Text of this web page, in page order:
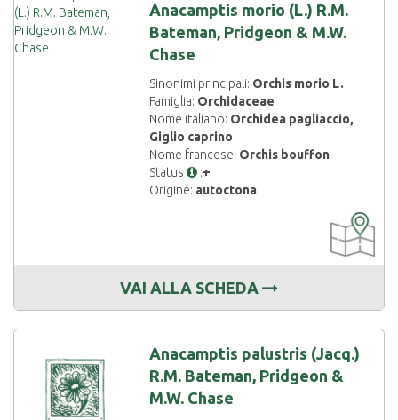
Anacamptis morio (L.) R.M.
Bateman, Pridgeon & M.W.
Chase
Sinonimi principali: Orchis morio L.
Famiglia: Orchidaceae
Nome italiano: Orchidea pagliaccio,
Giglio caprino
Nome francese: Orchis bouffon
Status
:+
Origine: autoctona
DISPONIBILE
VAI ALLA SCHEDA
Anacamptis palustris (Jacq.)
R.M. Bateman, Pridgeon &
M.W. Chase